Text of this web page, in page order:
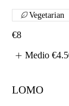
€8
Vegetarian
Medio
LOMO